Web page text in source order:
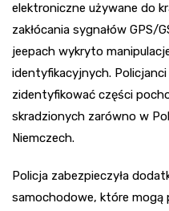
elektroniczne używane do
zakłócania sygnałów GPS/
jeepach wykryto
identyfikacyjnych.
zidentyfikować części
skradzionych zarówno w
Niemczech.
Policja zabezpieczyła
samochodowe, które mogą